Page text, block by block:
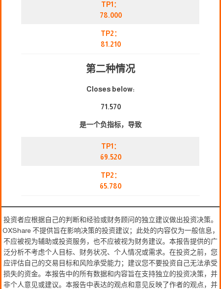
TP1：
78.000
TP2：
81.210
第二种情况
Closes below:
71.570
是一个负指标，导致
TP1：
69.520
TP2：
65.780
投资者应根据自己的判断和经验或财务顾问的独立建议做出投资决策。
OXShare 不提供旨在影响决策的投资建议；此处的内容仅为一般信息，
不应被视为辅助或投资服务，也不应被视为财务建议。本报告提供的广
泛分析不考虑个人目标、财务状况、个人情况或需求。在投资之前，您
应评估自己的交易目标和风险承受能力；建议您不要投资自己无法承受
损失的资金。本报告中的所有数据和内容旨在支持独立的投资决策，并
非个人意见或建议。本报告中表达的观点和意见反映了作者的观点，并